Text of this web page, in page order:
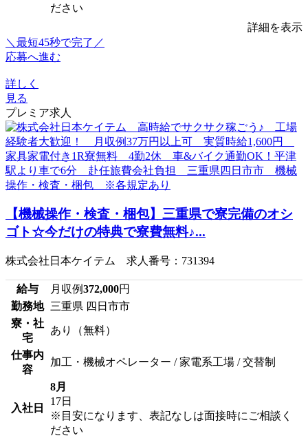
ださい
詳細を表示
＼最短45秒で完了／
応募へ進む
詳しく
見る
プレミア求人
【機械操作・検査・梱包】三重県で寮完備のオシ
ゴト☆今だけの特典で寮費無料♪...
株式会社日本ケイテム 求人番号：731394
給与 月収例372,000円
勤務地 三重県 四日市市
寮・社
宅
あり（無料）
仕事内
容
加工・機械オペレーター / 家電系工場 / 交替制
入社日
8月
17日
※目安になります、表記なしは面接時にご相談く
ださい